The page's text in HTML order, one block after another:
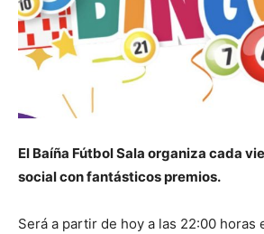
El Baíña Fútbol Sala organiza cada
social con fantásticos premios.
Será a partir de hoy a las 22:00 horas